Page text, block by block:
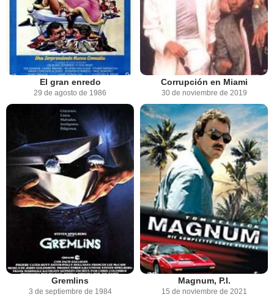
El gran enredo
29 de agosto de 1986
Corrupción en Miami
30 de noviembre de 2019
Gremlins
3 de septiembre de 1984
Magnum, P.I.
15 de noviembre de 2021